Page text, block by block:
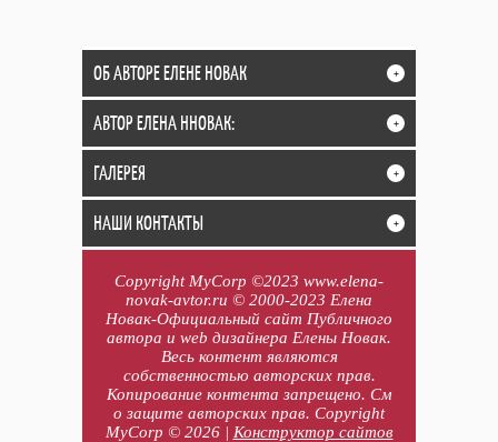
ОБ АВТОРЕ ЕЛЕНЕ НОВАК +
АВТОР ЕЛЕНА ННОВАК: +
ГАЛЕРЕЯ +
НАШИ КОНТАКТЫ +
Copyright MyCorp ©2023 www.elena-
novak-avtor.ru © 2000-2023 Елена
Новак-Официальный сайт Публичного
автора и web дизайнера Елены Новак.
Весь контент являются
собственностью авторских прав.
Копирование контента запрещено. См
о защите авторских прав. Copyright
MyCorp © 2026| Конструктор сайтов